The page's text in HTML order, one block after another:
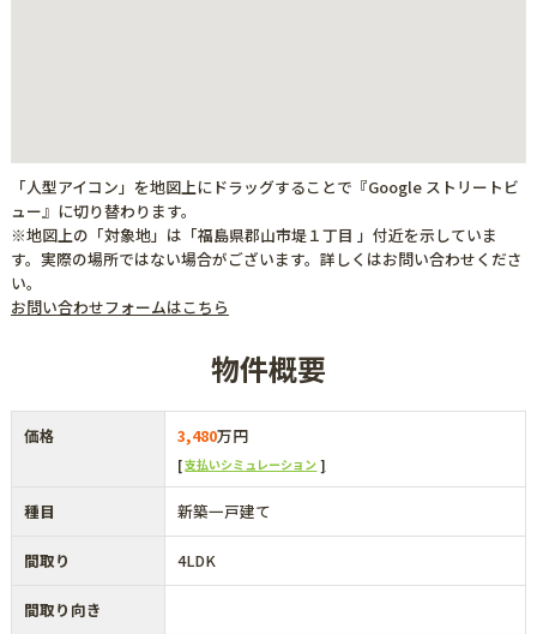
「人型アイコン」を地図上にドラッグすることで『Google ストリートビ
ュー』に切り替わります。
※地図上の「対象地」は「福島県郡山市堤１丁目 」付近を示していま
す。実際の場所ではない場合がございます。詳しくはお問い合わせくださ
い。
お問い合わせフォームはこちら
物件概要
価格 3,480万円
支払いシミュレーション
種目 新築一戸建て
間取り 4LDK
間取り向き